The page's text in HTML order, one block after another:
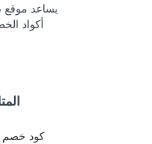
يساعد
أكواد
كود خصم